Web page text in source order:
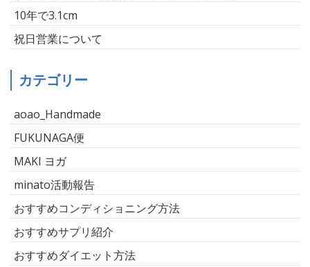
10年で3.1cm
祝日営業について
カテゴリー
aoao_Handmade
FUKUNAGA便
MAKI ヨガ
minato活動報告
おすすめコンディショニング方法
おすすめサプリ紹介
おすすめダイエット方法